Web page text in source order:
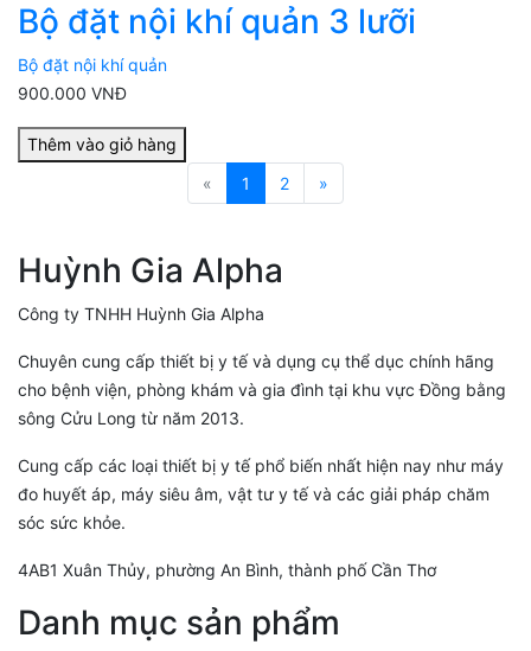
Bộ đặt nội khí quản 3 lưỡi
Bộ đặt nội khí quản
900.000 VNĐ
Thêm vào giỏ hàng
«
1 2 »
Huỳnh Gia Alpha
Công ty TNHH Huỳnh Gia Alpha
Chuyên cung cấp thiết bị y tế và dụng cụ thể dục chính hãng
cho bệnh viện, phòng khám và gia đình tại khu vực Đồng bằng
sông Cửu Long từ năm 2013.
Cung cấp các loại thiết bị y tế phổ biến nhất hiện nay như máy
đo huyết áp, máy siêu âm, vật tư y tế và các giải pháp chăm
sóc sức khỏe.
4AB1 Xuân Thủy, phường An Bình, thành phố Cần Thơ
Danh mục sản phẩm